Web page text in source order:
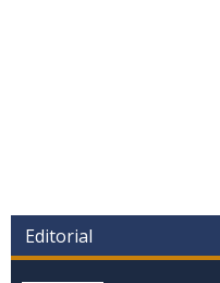
Editorial